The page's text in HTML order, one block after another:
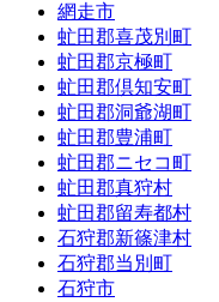
網走市
虻田郡喜茂別町
虻田郡京極町
虻田郡倶知安町
虻田郡洞爺湖町
虻田郡豊浦町
虻田郡ニセコ町
虻田郡真狩村
虻田郡留寿都村
石狩郡新篠津村
石狩郡当別町
石狩市